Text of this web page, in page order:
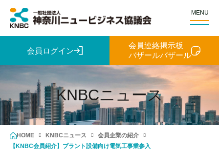
MENU
会員ログイン
会員連絡掲示板
バザールバザール
KNBCニュース
HOME KNBCニュース
会員企業の紹介
【KNBC会員紹介】プラント設備向け電気工事業参入